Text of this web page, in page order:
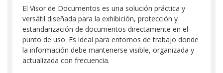
El Visor de Documentos es una solución práctica y
versátil diseñada para la exhibición, protección y
estandarización de documentos directamente en el
punto de uso. Es ideal para entornos de trabajo donde
la información debe mantenerse visible, organizada y
actualizada con frecuencia.